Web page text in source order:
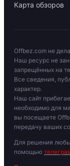
Карта обзоров
Offbez.com не
Наш ресурс не
запрещённых на
Все сведения,
характер.
Наш сайт
необходимо для
вы посещаете
передачу ваших
Для решения
помощью